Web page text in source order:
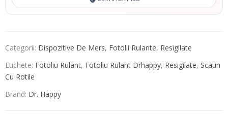
Categorii: Dispozitive De Mers, Fotolii Rulante, Resigilate
Etichete: Fotoliu Rulant, Fotoliu Rulant Drhappy, Resigilate, Scaun
Cu Rotile
Brand: Dr. Happy